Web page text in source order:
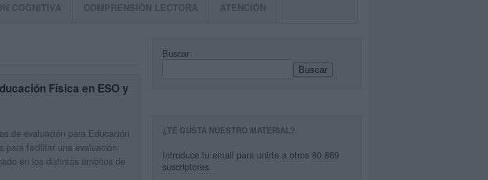
COGNITIVA COMPRENSIÓN LECTORA ATENCIÓN
Física en ESO y
de evaluación para Educación
para facilitar una evaluación
en los distintos ámbitos de
Buscar
Buscar
¿TE GUSTA NUESTRO MATERIAL?
Introduce tu email para unirte a otros 80.869
suscriptores.